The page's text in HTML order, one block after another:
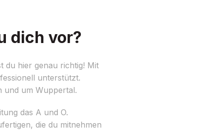
dich vor?
du hier genau richtig! Mit
unterstützt.
und um Wuppertal.
das A und O.
die du mitnehmen